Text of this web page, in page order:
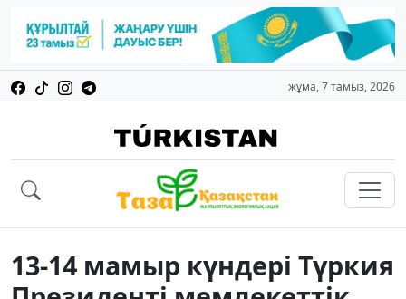
жұма, 7 тамыз, 2026
13-14 мамыр күндері Түркия